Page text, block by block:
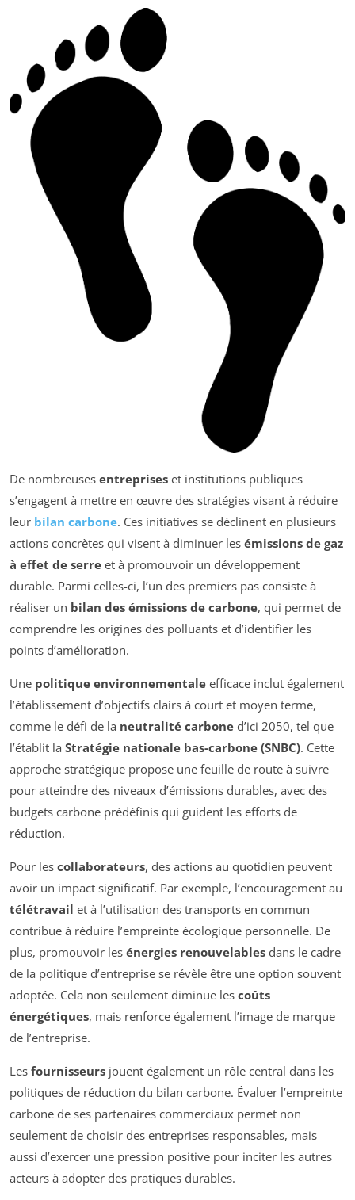
De nombreuses entreprises et institutions publiques
s’engagent à mettre en œuvre des stratégies visant à réduire
leur bilan carbone. Ces initiatives se déclinent en plusieurs
actions concrètes qui visent à diminuer les émissions de gaz
à effet de serre et à promouvoir un développement
durable. Parmi celles-ci, l’un des premiers pas consiste à
réaliser un bilan des émissions de carbone, qui permet de
comprendre les origines des polluants et d’identifier les
points d’amélioration.
Une politique environnementale efficace inclut également
l’établissement d’objectifs clairs à court et moyen terme,
comme le défi de la neutralité carbone d’ici 2050, tel que
l’établit la Stratégie nationale bas-carbone (SNBC). Cette
approche stratégique propose une feuille de route à suivre
pour atteindre des niveaux d’émissions durables, avec des
budgets carbone prédéfinis qui guident les efforts de
réduction.
Pour les collaborateurs, des actions au quotidien peuvent
avoir un impact significatif. Par exemple, l’encouragement au
télétravail et à l’utilisation des transports en commun
contribue à réduire l’empreinte écologique personnelle. De
plus, promouvoir les énergies renouvelables dans le cadre
de la politique d’entreprise se révèle être une option souvent
adoptée. Cela non seulement diminue les coûts
énergétiques, mais renforce également l’image de marque
de l’entreprise.
Les fournisseurs jouent également un rôle central dans les
politiques de réduction du bilan carbone. Évaluer l’empreinte
carbone de ses partenaires commerciaux permet non
seulement de choisir des entreprises responsables, mais
aussi d’exercer une pression positive pour inciter les autres
acteurs à adopter des pratiques durables.